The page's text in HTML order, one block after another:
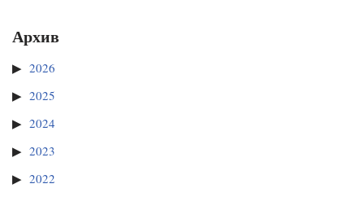
Архив
2026
2025
2024
2023
2022